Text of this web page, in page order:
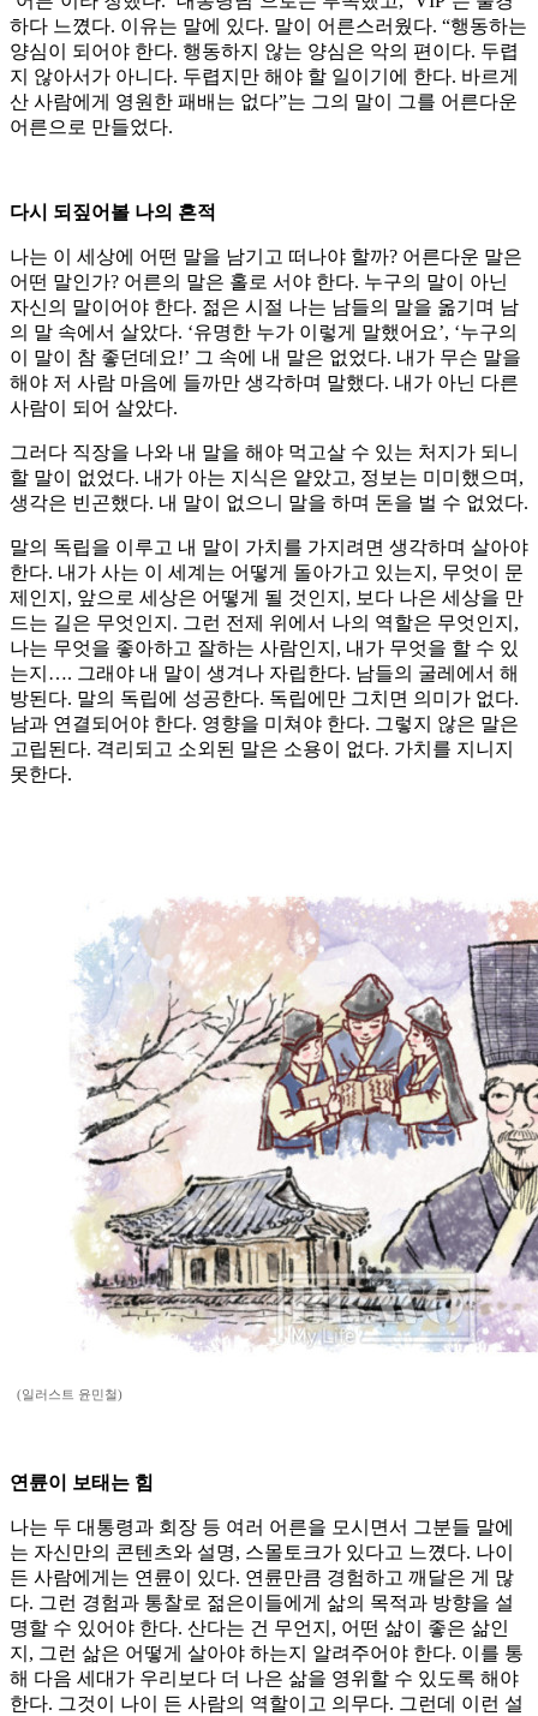
하다 느꼈다. 이유는 말에 있다. 말이 어른스러웠다. “행동하는
양심이 되어야 한다. 행동하지 않는 양심은 악의 편이다. 두렵
지 않아서가 아니다. 두렵지만 해야 할 일이기에 한다. 바르게
산 사람에게 영원한 패배는 없다”는 그의 말이 그를 어른다운
어른으로 만들었다.
다시 되짚어볼 나의 흔적
나는 이 세상에 어떤 말을 남기고 떠나야 할까? 어른다운 말은
어떤 말인가? 어른의 말은 홀로 서야 한다. 누구의 말이 아닌
자신의 말이어야 한다. 젊은 시절 나는 남들의 말을 옮기며 남
의 말 속에서 살았다. ‘유명한 누가 이렇게 말했어요’, ‘누구의
이 말이 참 좋던데요!’ 그 속에 내 말은 없었다. 내가 무슨 말을
해야 저 사람 마음에 들까만 생각하며 말했다. 내가 아닌 다른
사람이 되어 살았다.
그러다 직장을 나와 내 말을 해야 먹고살 수 있는 처지가 되니
할 말이 없었다. 내가 아는 지식은 얕았고, 정보는 미미했으며,
생각은 빈곤했다. 내 말이 없으니 말을 하며 돈을 벌 수 없었다.
말의 독립을 이루고 내 말이 가치를 가지려면 생각하며 살아야
한다. 내가 사는 이 세계는 어떻게 돌아가고 있는지, 무엇이 문
제인지, 앞으로 세상은 어떻게 될 것인지, 보다 나은 세상을 만
드는 길은 무엇인지. 그런 전제 위에서 나의 역할은 무엇인지,
나는 무엇을 좋아하고 잘하는 사람인지, 내가 무엇을 할 수 있
는지…. 그래야 내 말이 생겨나 자립한다. 남들의 굴레에서 해
방된다. 말의 독립에 성공한다. 독립에만 그치면 의미가 없다.
남과 연결되어야 한다. 영향을 미쳐야 한다. 그렇지 않은 말은
고립된다. 격리되고 소외된 말은 소용이 없다. 가치를 지니지
못한다.
(일러스트 윤민철)
연륜이 보태는 힘
나는 두 대통령과 회장 등 여러 어른을 모시면서 그분들 말에
는 자신만의 콘텐츠와 설명, 스몰토크가 있다고 느꼈다. 나이
든 사람에게는 연륜이 있다. 연륜만큼 경험하고 깨달은 게 많
다. 그런 경험과 통찰로 젊은이들에게 삶의 목적과 방향을 설
명할 수 있어야 한다. 산다는 건 무언지, 어떤 삶이 좋은 삶인
지, 그런 삶은 어떻게 살아야 하는지 알려주어야 한다. 이를 통
해 다음 세대가 우리보다 더 나은 삶을 영위할 수 있도록 해야
한다. 그것이 나이 든 사람의 역할이고 의무다. 그런데 이런 설